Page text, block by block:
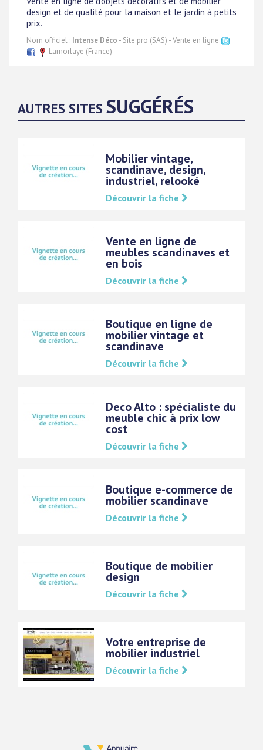
design et de qualité pour la maison et le jardin à petits
prix.
Nom officiel : Intense Déco - Site pro (SAS) - Vente en ligne
Lamorlaye (France)
AUTRES SITES SUGGÉRÉS
Mobilier vintage,
scandinave, design,
industriel, relooké
Découvrir la fiche
Vente en ligne de
meubles scandinaves et
en bois
Découvrir la fiche
Boutique en ligne de
mobilier vintage et
scandinave
Découvrir la fiche
Deco Alto : spécialiste du
meuble chic à prix low
cost
Découvrir la fiche
Boutique e-commerce de
mobilier scandinave
Découvrir la fiche
Boutique de mobilier
design
Découvrir la fiche
Votre entreprise de
mobilier industriel
Découvrir la fiche